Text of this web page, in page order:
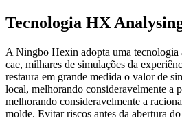
Tecnologia HX
A Ningbo Hexin adopta uma tecnologia
cae, milhares de simulações da
restaura em grande medida o valor de
local, melhorando consideravelmente a
melhorando consideravelmente a
molde. Evitar riscos antes da abertura